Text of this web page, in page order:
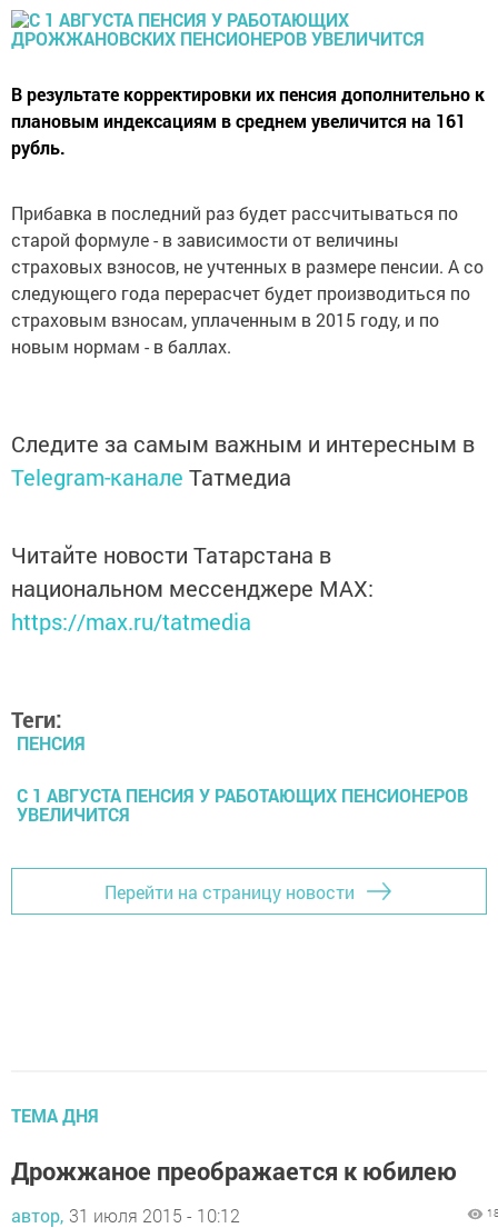
В результате корректировки их пенсия дополнительно к
плановым индексациям в среднем увеличится на 161
рубль.
Прибавка в последний раз будет рассчитываться по
старой формуле - в зависимости от величины
страховых взносов, не учтенных в размере пенсии. А со
следующего года перерасчет будет производиться по
страховым взносам, уплаченным в 2015 году, и по
новым нормам - в баллах.
Следите за самым важным и интересным в
Telegram-канале Татмедиа
Читайте новости Татарстана в
национальном мессенджере MАХ:
https://max.ru/tatmedia
Теги:
ПЕНСИЯ
С 1 АВГУСТА ПЕНСИЯ У РАБОТАЮЩИХ ПЕНСИОНЕРОВ
УВЕЛИЧИТСЯ
Перейти на страницу новости
ТЕМА ДНЯ
Дрожжаное преображается к юбилею
автор, 31 июля 2015 - 10:12